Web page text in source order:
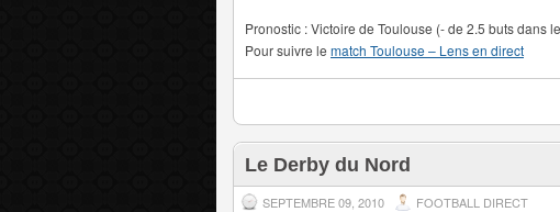
Pronostic : Victoire de Toulouse (- de 2.5 buts dans
Pour suivre le match Toulouse – Lens en direct
Le Derby du Nord
SEPTEMBRE 09, 2010 FOOTBALL DIRECT